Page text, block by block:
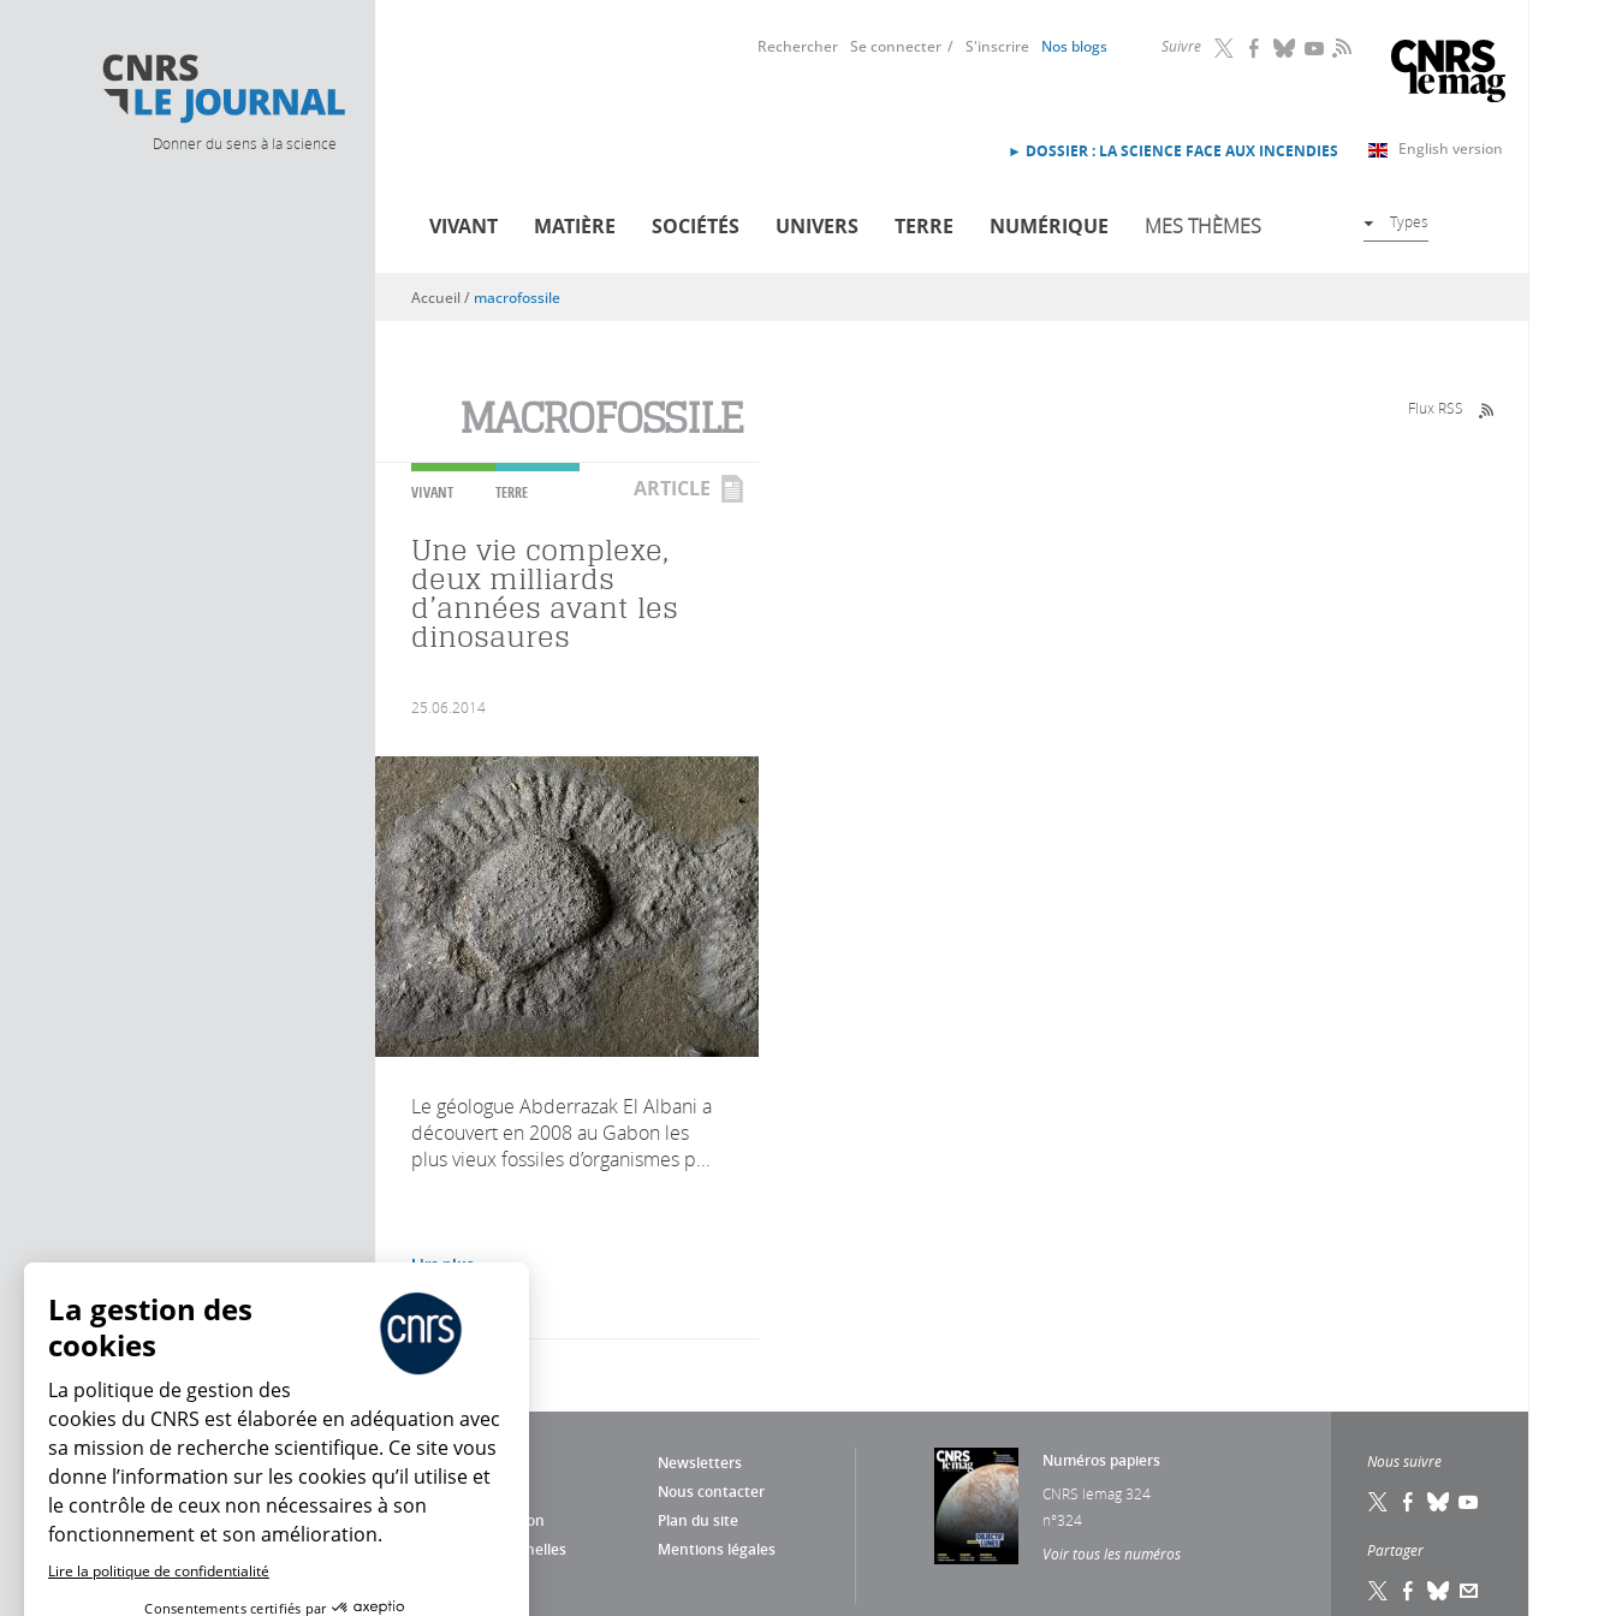
Donner du sens à la science
Suivre RSS
Rechercher Se connecter S'inscrire Nos blogs
English version
► DOSSIER : LA SCIENCE FACE AUX INCENDIES
VIVANT MATIÈRE SOCIÉTÉS UNIVERS TERRE NUMÉRIQUE MES THÈMES Types
Vous êtes ici
Accueil/ macrofossile
MACROFOSSILE Flux RSS
VIVANT TERRE ARTICLE
Une vie complexe,
deux milliards
d’années avant les
dinosaures
25.06.2014
Le géologue Abderrazak El Albani a
découvert en 2008 au Gabon les
plus vieux fossiles d’organismes p...
Lire plus
Newsletters
Nous contacter
Charte d'utilisation
Plan du site
Données personnelles
Mentions légales
Numéros papiers
CNRS lemag 324
n°324
Voir tous les numéros
Nous suivre
Partager
En ce moment
La gestion des
cookies
La politique de gestion des
cookies du CNRS est élaborée en adéquation avec
sa mission de recherche scientifique. Ce site vous
donne l’information sur les cookies qu’il utilise et
le contrôle de ceux non nécessaires à son
fonctionnement et son amélioration.
Lire la politique de confidentialité
Consentements certifiés par